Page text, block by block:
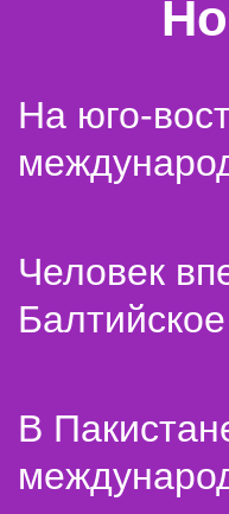
На юго-
Человек
В